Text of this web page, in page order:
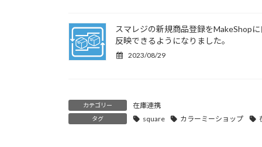
スマレジの新規商品登録をMakeShop
反映できるようになりました。
2023/08/29
カテゴリー 在庫連携
タグ square カラーミーショップ